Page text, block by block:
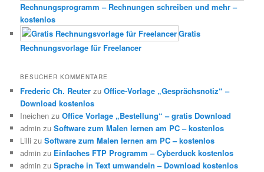
Rechnungsprogramm – Rechnungen schreiben und mehr –
kostenlos
Gratis
Rechnungsvorlage für Freelancer
BESUCHER KOMMENTARE
Frederic Ch. Reuter zuOffice-Vorlage „Gesprächsnotiz“ –
Download kostenlos
Ineichen zuOffice Vorlage „Bestellung“ – gratis Download
admin zuSoftware zum Malen lernen am PC – kostenlos
Lilli zuSoftware zum Malen lernen am PC – kostenlos
admin zu Einfaches FTP Programm – Cyberduck kostenlos
admin zuSprache in Text umwandeln – Download kostenlos